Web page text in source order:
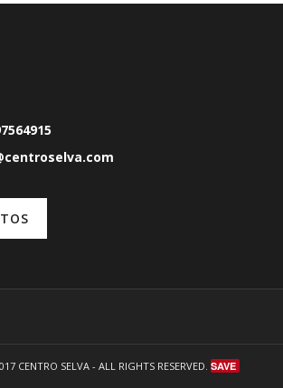
CENTRO SELVA- ALL RIGHTS RESERVED. SAVE